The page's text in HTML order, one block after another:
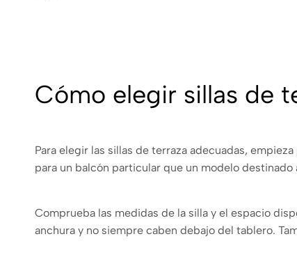
Cómo elegir sillas de
Para elegir las sillas de terraza adecuadas,
para un balcón particular que un modelo
Comprueba las medidas de la silla y el espacio
anchura y no siempre caben debajo del tablero.